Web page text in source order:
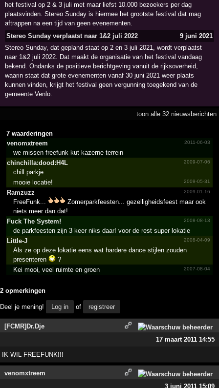
het festival op 2 & 3 juli met maar liefst 10.000 bezoekers per dag
plaatsvinden. Stereo Sunday is hiermee het grootste festival dat mag
aftrappen na een tijd van geen evenementen.
Stereo Sunday verplaatst naar 1&2 juli 2022
9 juni 2021
Stereo Sunday, dat gepland staat op 2 en 3 juli 2021, wordt verplaatst
naar 1&2 juli 2022. Dat maakt de organisatie van het festival vandaag
bekend. Ondanks de positieve berichtgeving vanuit de rijksoverheid,
waarin staat dat grote evenementen vanaf 30 juni 2021 weer plaats
kunnen vinden, krijgt het festival geen vergunning toegekend van de
gemeente Venlo.
toon alle 32 nieuwsberichten
7 waarderingen
venomxtreem
2011-06-03
we missen freefunk kut kazerne terrein
chinch­illa:d­ood:H4­L
2009-07-06
chill parkje
2009-05-31
mooie locatie!
Ramzuzz
2009-01-16
FreeFunk...
Zomerparkfeesten... gezelligheidsfeest maar ook
niets meer dan dat!
Fuck The System!­
2008-08-13
de parkfeesten zijn 3 keer niks daar! voor de rest super lokatie
Little-J
2008-04-09
Als ze op deze lokatie eens wat hardere dance stijlen zouden
presenteren
?
2007-08-04
Kei mooi, veel ruimte en groen
2 opmerkingen
Deel je mening! Log in of registreer
[FCMR]Dr.Dje
17 maart 2011 14:55
IK WIL FREEFUNK!!!
venomxtreem
3 juni 2011 15:09